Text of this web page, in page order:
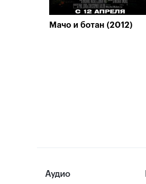
Мачо и ботан (2012)
Аудио